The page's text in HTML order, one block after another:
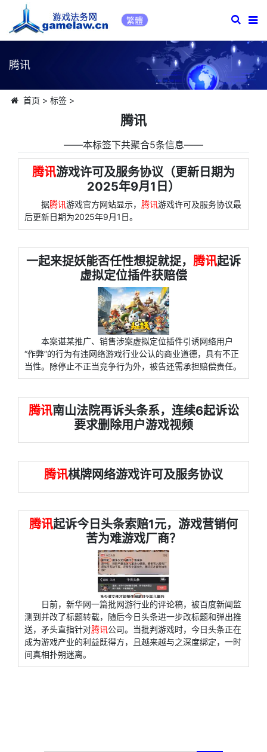
繁體
腾讯
首页 > 标签>
腾讯
――本标签下共聚合5条信息――
腾讯游戏许可及服务协议（更新日期为
2025年9月1日）
据腾讯游戏官方网站显示， 腾讯游戏许可及服务协议最
后更新日期为2025年9月1日。
一起来捉妖能否任性想捉就捉， 腾讯起诉
虚拟定位插件获赔偿
本案谌某推广、销售涉案虚拟定位插件引诱网络用户
“作弊”的行为有违网络游戏行业公认的商业道德，具有不正
当性。除停止不正当竞争行为外，被告还需承担赔偿责任。
腾讯南山法院再诉头条系，连续6起诉讼
要求删除用户游戏视频
腾讯棋牌网络游戏许可及服务协议
腾讯起诉今日头条索赔1元，游戏营销何
苦为难游戏厂商？
日前，新华网一篇批网游行业的评论稿，被百度新闻监
测到并改了标题转载，随后今日头条进一步改标题和弹出推
送，矛头直指针对腾讯公司。当批判游戏时，今日头条正在
成为游戏产业的利益既得方，且越来越与之深度绑定，一时
间真相扑朔迷离。